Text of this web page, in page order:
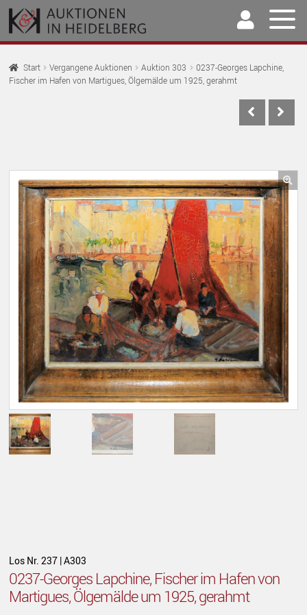
Zur
Navigation
springen
Springe
zum
Inhalt
Home
Unser Team
Kontakt
Start Vergangene Auktionen Auktion 303
0237-Georges Lapchine,
Fischer im Hafen von Martigues, Ölgemälde um 1925, gerahmt
🔍
Los Nr. 237 | A303
0237-Georges Lapchine, Fischer im Hafen von
Martigues, Ölgemälde um 1925, gerahmt